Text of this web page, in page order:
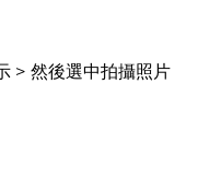
> 然後選中拍攝照片